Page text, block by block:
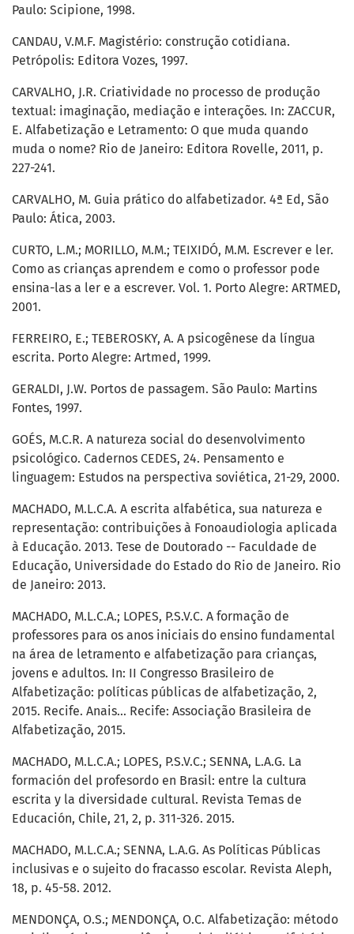
Paulo: Scipione, 1998.
CANDAU, V.M.F. Magistério: construção cotidiana.
Petrópolis: Editora Vozes, 1997.
CARVALHO, J.R. Criatividade no processo de produção
textual: imaginação, mediação e interações. In: ZACCUR,
E. Alfabetização e Letramento: O que muda quando
muda o nome? Rio de Janeiro: Editora Rovelle, 2011, p.
227-241.
CARVALHO, M. Guia prático do alfabetizador. 4ª Ed, São
Paulo: Ática, 2003.
CURTO, L.M.; MORILLO, M.M.; TEIXIDÓ, M.M. Escrever e ler.
Como as crianças aprendem e como o professor pode
ensina-las a ler e a escrever. Vol. 1. Porto Alegre: ARTMED,
2001.
FERREIRO, E.; TEBEROSKY, A. A psicogênese da língua
escrita. Porto Alegre: Artmed, 1999.
GERALDI, J.W. Portos de passagem. São Paulo: Martins
Fontes, 1997.
GOÉS, M.C.R. A natureza social do desenvolvimento
psicológico. Cadernos CEDES, 24. Pensamento e
linguagem: Estudos na perspectiva soviética, 21-29, 2000.
MACHADO, M.L.C.A. A escrita alfabética, sua natureza e
representação: contribuições à Fonoaudiologia aplicada
à Educação. 2013. Tese de Doutorado -- Faculdade de
Educação, Universidade do Estado do Rio de Janeiro. Rio
de Janeiro: 2013.
MACHADO, M.L.C.A.; LOPES, P.S.V.C. A formação de
professores para os anos iniciais do ensino fundamental
na área de letramento e alfabetização para crianças,
jovens e adultos. In: II Congresso Brasileiro de
Alfabetização: políticas públicas de alfabetização, 2,
2015. Recife. Anais... Recife: Associação Brasileira de
Alfabetização, 2015.
MACHADO, M.L.C.A.; LOPES, P.S.V.C.; SENNA, L.A.G. La
formación del profesordo en Brasil: entre la cultura
escrita y la diversidade cultural. Revista Temas de
Educación, Chile, 21, 2, p. 311-326. 2015.
MACHADO, M.L.C.A.; SENNA, L.A.G. As Políticas Públicas
inclusivas e o sujeito do fracasso escolar. Revista Aleph,
18, p. 45-58. 2012.
MENDONÇA, O.S.; MENDONÇA, O.C. Alfabetização: método